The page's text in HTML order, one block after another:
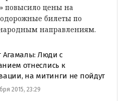
повысило цены на
билеты по
направлениям.
Агамалы: Люди с
отнеслись к
на митинги не пойдут
2015, 23:29